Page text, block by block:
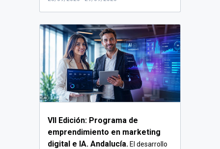
VII Edición: Programa de
emprendimiento en marketing
digital e IA. Andalucía. El desarrollo